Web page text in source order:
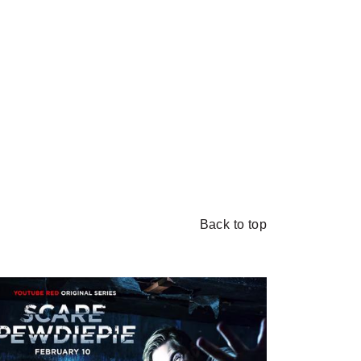
Back to top